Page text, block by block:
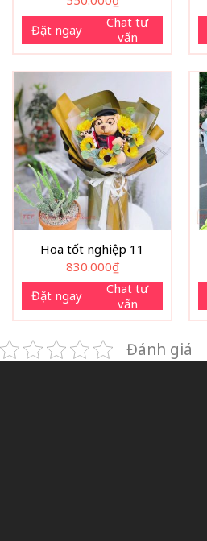
Đặt ngay
Chat tư
vấn
Hoa tốt nghiệp 11
830.000₫
Đặt ngay
Chat tư
vấn
Đánh giá